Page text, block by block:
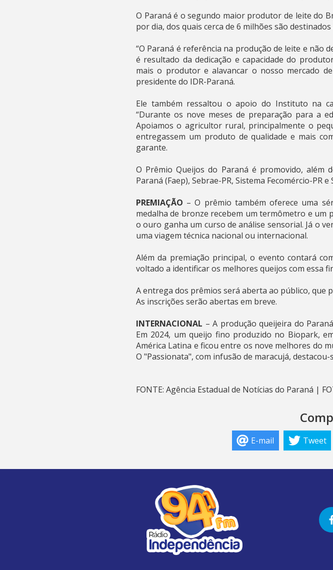
O Paraná é o segundo maior produtor de leite do
por dia, dos quais cerca de 6 milhões são
“O Paraná é referência na produção de leite e não
é resultado da dedicação e capacidade do
mais o produtor e alavancar o nosso mercado
presidente do IDR-Paraná.
Ele também ressaltou o apoio do Instituto na
“Durante os nove meses de preparação para a
Apoiamos o agricultor rural, principalmente o
entregassem um produto de qualidade e mais
garante.
O Prêmio Queijos do Paraná é promovido, além
Paraná (Faep), Sebrae-PR, Sistema Fecomércio-PR e
PREMIAÇÃO – O prêmio também oferece uma
medalha de bronze recebem um termômetro e um
o ouro ganha um curso de análise sensorial. Já o
uma viagem técnica nacional ou internacional.
Além da premiação principal, o evento contará
voltado a identificar os melhores queijos com essa
A entrega dos prêmios será aberta ao público, que
As inscrições serão abertas em breve.
INTERNACIONAL – A produção queijeira do
Em 2024, um queijo fino produzido no Biopark,
América Latina e ficou entre os nove melhores do
O "Passionata", com infusão de maracujá,
FONTE: Agência Estadual de Notícias do Paraná |
E-mail Tweet